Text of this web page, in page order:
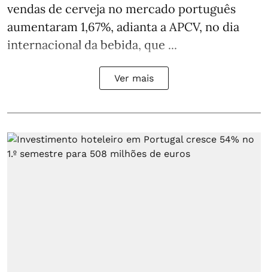
vendas de cerveja no mercado português
aumentaram 1,67%, adianta a APCV, no dia
internacional da bebida, que ...
Ver mais